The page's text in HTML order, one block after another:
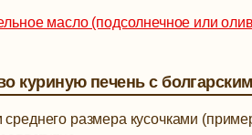
масло (подсолнечное или
куриную печень с
размера кусочками